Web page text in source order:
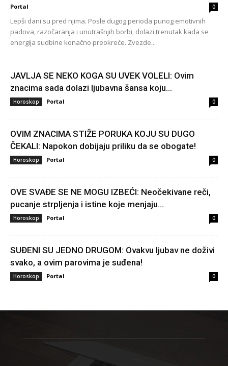
Portal 0
Lepši dani su pred njima. Posle dugog perioda punog emotivnih
padova, razočaranja i unutrašnjih borbi, dolazi trenutak kada se
energija sudbine konačno preokreće. Zvezde...
JAVLJA SE NEKO KOGA SU UVEK VOLELI: Ovim
znacima sada dolazi ljubavna šansa koju...
Horoskop Portal 0
OVIM ZNACIMA STIŽE PORUKA KOJU SU DUGO
ČEKALI: Napokon dobijaju priliku da se obogate!
Horoskop Portal 0
OVE SVAĐE SE NE MOGU IZBEĆI: Neočekivane reči,
pucanje strpljenja i istine koje menjaju...
Horoskop Portal 0
SUĐENI SU JEDNO DRUGOM: Ovakvu ljubav ne doživi
svako, a ovim parovima je suđena!
Horoskop Portal 0